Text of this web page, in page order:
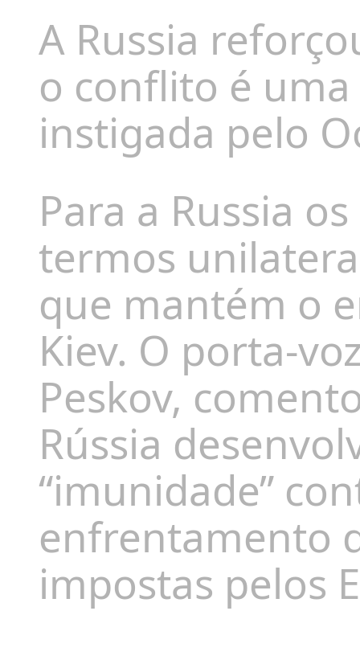
A Russia
o conflito é
instigada pelo
Para a Russia
termos
que mantém o
Kiev. O porta-
Peskov,
Rússia
“imunidade”
enfrentamento
impostas pelos